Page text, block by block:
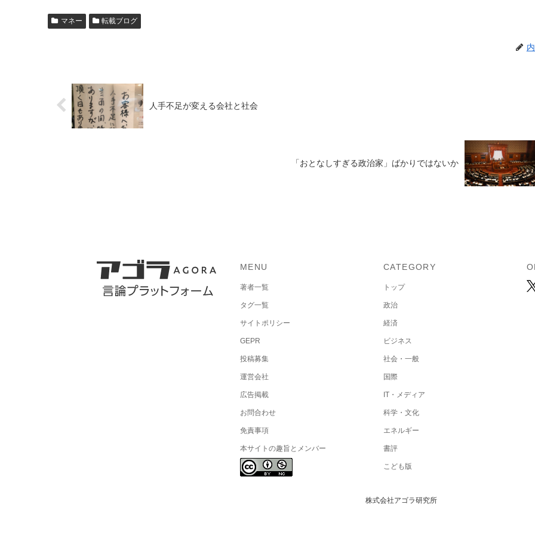
マネー 転載ブログ
人手不足が変える会社と社会
「おとなしすぎる政治家」ばかりではないか
MENU
著者一覧
タグ一覧
サイトポリシー
GEPR
投稿募集
運営会社
広告掲載
お問合わせ
免責事項
本サイトの趣旨とメンバー
CATEGORY
トップ
政治
経済
ビジネス
社会・一般
国際
IT・メディア
科学・文化
エネルギー
書評
こども版
株式会社アゴラ研究所